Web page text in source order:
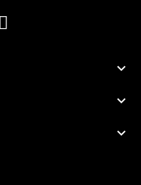


